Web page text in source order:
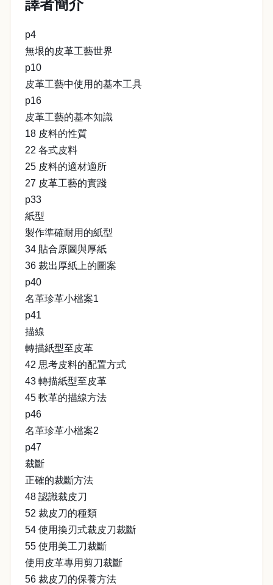
譯者簡介
p4
無垠的皮革工藝世界
p10
皮革工藝中使用的基本工具
p16
皮革工藝的基本知識
18 皮料的性質
22 各式皮料
25 皮料的適材適所
27 皮革工藝的實踐
p33
紙型
製作準確耐用的紙型
34 貼合原圖與厚紙
36 裁出厚紙上的圖案
p40
名革珍革小檔案1
p41
描線
轉描紙型至皮革
42 思考皮料的配置方式
43 轉描紙型至皮革
45 軟革的描線方法
p46
名革珍革小檔案2
p47
裁斷
正確的裁斷方法
48 認識裁皮刀
52 裁皮刀的種類
54 使用換刃式裁皮刀裁斷
55 使用美工刀裁斷
使用皮革專用剪刀裁斷
56 裁皮刀的保養方法